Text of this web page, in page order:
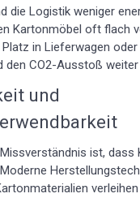
die Logistik weniger
Kartonmöbel oft flach
in Lieferwagen
den CO2-Ausstoß
und
ist,